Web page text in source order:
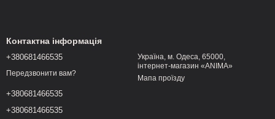
Контактна інформація
+380681466535
Передзвонити вам?
+380681466535
+380681466535
Україна, м. Одеса, 65000,
інтернет-магазин «ANIMA»
Мапа проїзду